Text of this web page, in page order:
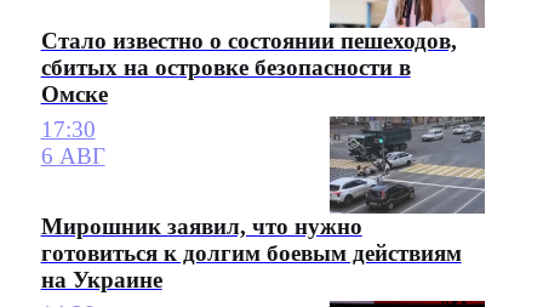
Стало известно о состоянии пешеходов,
сбитых на островке безопасности в
Омске
17:30
6 АВГ
Мирошник заявил, что нужно
готовиться к долгим боевым действиям
на Украине